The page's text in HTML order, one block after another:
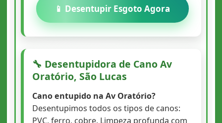
📱 Desentupir Esgoto Agora
🔧 Desentupidora de Cano Av
Oratório, São Lucas
Cano entupido na Av Oratório?
Desentupimos todos os tipos de canos:
PVC, ferro, cobre. Limpeza profunda com